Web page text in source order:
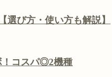
選び方・使い方も解説】
！コスパ◎2機種